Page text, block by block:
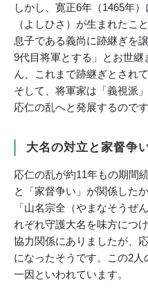
しかし、寛正6年（1465年
（よしひさ）が生まれたこ
息子である義尚に跡継ぎを
9代目将軍とする」とお世
ん、これまで跡継ぎとされ
そして、将軍家は「義視派
応仁の乱へと発展するのです
大名の対立と家督争
応仁の乱が約11年もの期間
と「家督争い」が関係した
「山名宗全（やまなそうぜ
れぞれ守護大名を味方につ
協力関係にありましたが、
になったそうです。この2
一因といわれています。